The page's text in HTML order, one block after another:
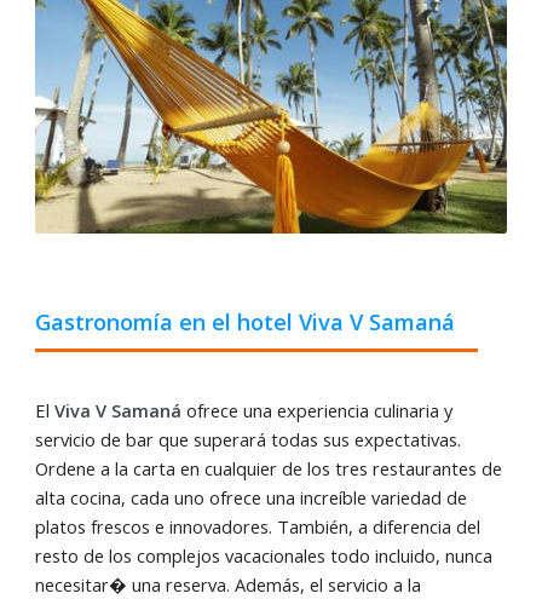
Gastronomía en el hotel Viva V Samaná
ElViva V Samaná ofrece una experiencia culinaria y
servicio de bar que superará todas sus expectativas.
Ordene a la carta en cualquier de los tres restaurantes de
alta cocina, cada uno ofrece una increíble variedad de
platos frescos e innovadores. También, a diferencia del
resto de los complejos vacacionales todo incluido, nunca
necesitar� una reserva. Además, el servicio a la